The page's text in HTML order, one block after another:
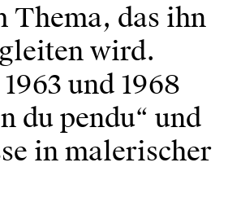
Thema, das ihn
wird.
und 1968
du pendu“ und
in malerischer